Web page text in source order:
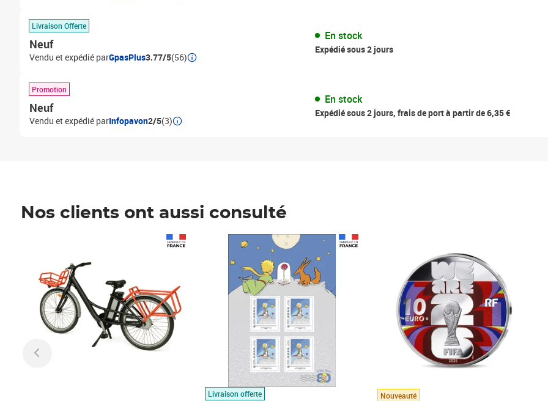
Livraison Offerte
Neuf
Vendu et expédié parGpasPlus3.77/5(56)
En stock
Expédié sous 2 jours
Promotion
Neuf
Vendu et expédié parInfopavon2/5(3)
En stock
Expédié sous 2 jours, frais de port à partir de 6,35 €
Nos clients ont aussi consulté
Livraison offerte
Prix 7,50€
Nouveauté